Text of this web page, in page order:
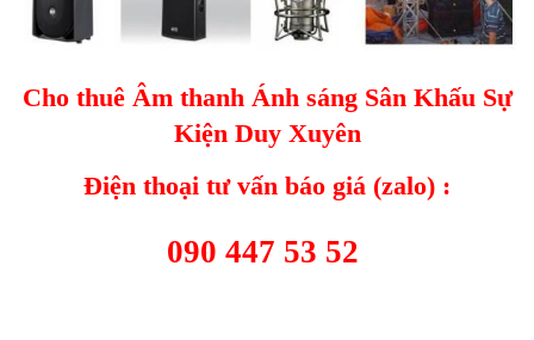
Cho thuê Âm thanh Ánh sáng Sân Khấu Sự
Kiện Duy Xuyên
Điện thoại tư vấn báo giá (zalo) :
090 447 53 52